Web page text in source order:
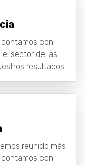
contamos con
sector de las
resultados.
reunido más
con